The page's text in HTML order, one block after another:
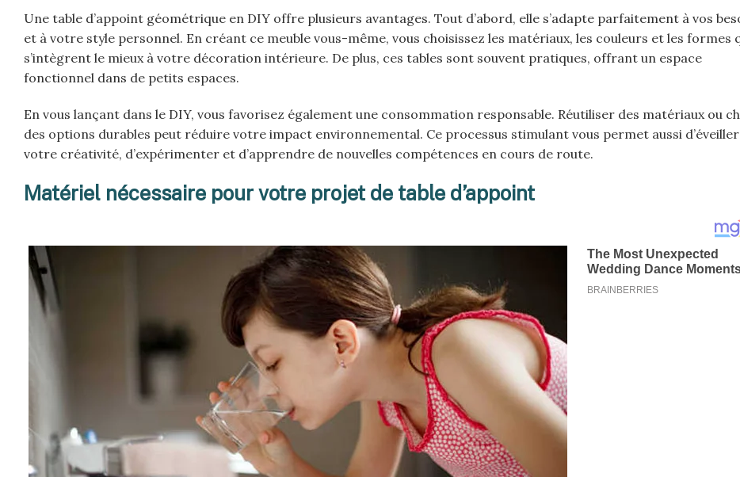
Une table d’appoint géométrique en DIY offre plusieurs avantages. Tout d’abord, elle s’adapte parfaitement à vos
et à votre style personnel. En créant ce meuble vous-même, vous choisissez les matériaux, les couleurs et les formes
s’intègrent le mieux à votre décoration intérieure. De plus, ces tables sont souvent pratiques, offrant un espace
fonctionnel dans de petits espaces.
En vous lançant dans le DIY, vous favorisez également une consommation responsable. Réutiliser des matériaux ou
des options durables peut réduire votre impact environnemental. Ce processus stimulant vous permet aussi d’éveiller
votre créativité, d’expérimenter et d’apprendre de nouvelles compétences en cours de route.
Matériel nécessaire pour votre projet de table d’appoint